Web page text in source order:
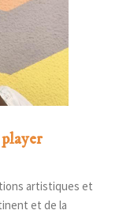
artistiques et
et de la